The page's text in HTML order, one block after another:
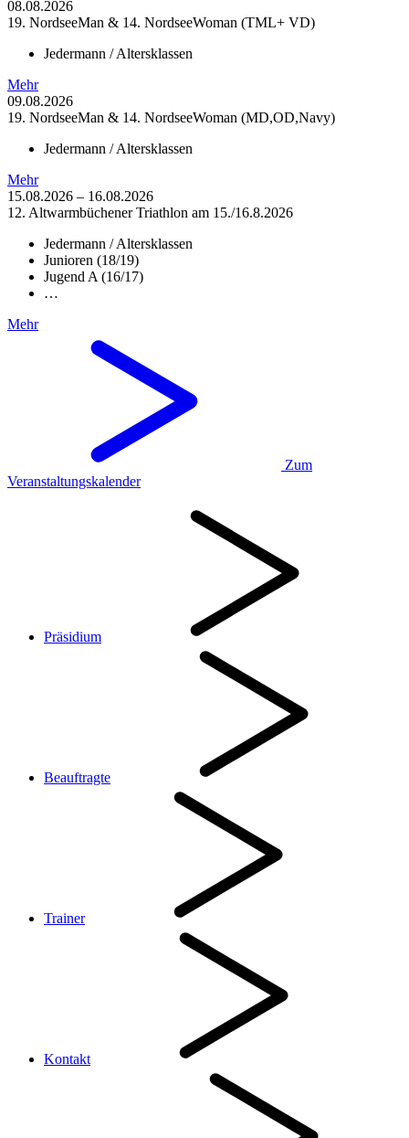
08.08.2026
19. NordseeMan & 14. NordseeWoman (TML+ VD)
Jedermann / Altersklassen
Mehr
09.08.2026
19. NordseeMan & 14. NordseeWoman (MD,OD,Navy)
Jedermann / Altersklassen
Mehr
15.08.2026 – 16.08.2026
12. Altwarmbüchener Triathlon am 15./16.8.2026
Jedermann / Altersklassen
Junioren (18/19)
Jugend A (16/17)
…
Mehr
Zum
Veranstaltungskalender
Präsidium
Beauftragte
Trainer
Kontakt